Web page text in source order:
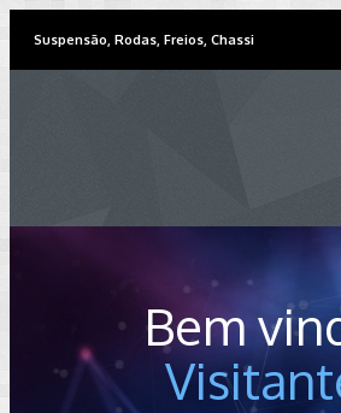
Suspensão, Rodas, Freios, Chassi
Bem